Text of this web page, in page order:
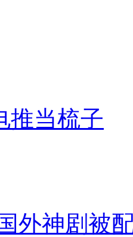
窜
推当梳子
外神剧被